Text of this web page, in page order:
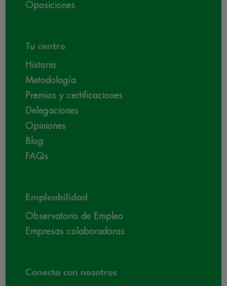
Oposiciones
Tu centro
Historia
Metodología
Premios y certificaciones
Delegaciones
Opiniones
Blog
FAQs
Empleabilidad
Observatorio de Empleo
Empresas colaboradoras
Conecta con nosotros